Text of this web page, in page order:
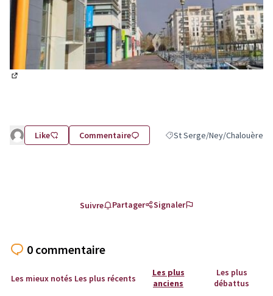
Like Commentaire Filtrer les résultats pour le
St Serge/Ney/Chalouère
Suivre Partager Signaler
0 commentaire
Les mieux notés Les plus récents
Les plus
anciens
Les plus
débattus